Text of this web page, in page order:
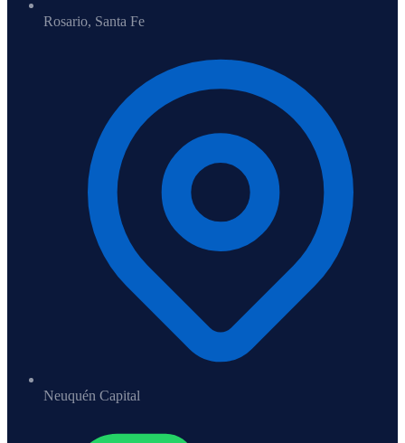
Rosario, Santa Fe
Neuquén Capital